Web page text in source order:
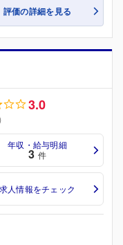
評価の詳細を見る
3.0
年収・給与明細
3 件
求人情報をチェック